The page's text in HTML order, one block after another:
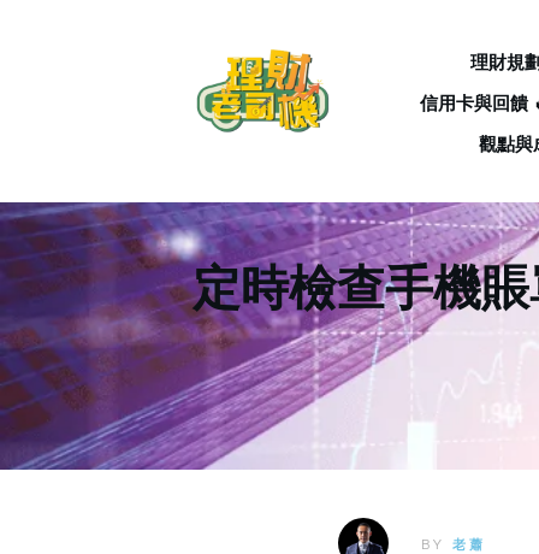
理財規
信用卡與回饋
觀點與
定時檢查手機
BY老蕭